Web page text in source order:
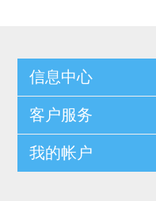
信息中心
客户服务
我的帐户